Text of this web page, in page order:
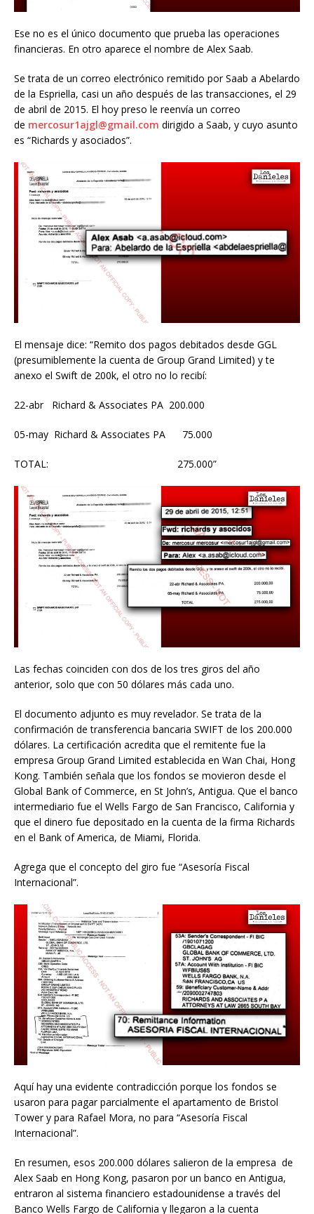
Ese no es el único documento que prueba las operaciones
financieras. En otro aparece el nombre de Alex Saab.
Se trata de un correo electrónico remitido por Saab a Abelardo
de la Espriella, casi un año después de las transacciones, el 29
de abril de 2015. El hoy preso le reenvía un correo
de mercosur1ajgl@gmail.com dirigido a Saab, y cuyo asunto
es “Richards y asociados”.
El mensaje dice: “Remito dos pagos debitados desde GGL
(presumiblemente la cuenta de Group Grand Limited) y te
anexo el Swift de 200k, el otro no lo recibí:
22-abr Richard & Associates PA 200.000
05-may Richard & Associates PA 75.000
TOTAL: 275.000”
Las fechas coinciden con dos de los tres giros del año
anterior, solo que con 50 dólares más cada uno.
El documento adjunto es muy revelador. Se trata de la
confirmación de transferencia bancaria SWIFT de los 200.000
dólares. La certificación acredita que el remitente fue la
empresa Group Grand Limited establecida en Wan Chai, Hong
Kong. También señala que los fondos se movieron desde el
Global Bank of Commerce, en St John’s, Antigua. Que el banco
intermediario fue el Wells Fargo de San Francisco, California y
que el dinero fue depositado en la cuenta de la firma Richards
en el Bank of America, de Miami, Florida.
Agrega que el concepto del giro fue “Asesoría Fiscal
Internacional”.
Aquí hay una evidente contradicción porque los fondos se
usaron para pagar parcialmente el apartamento de Bristol
Tower y para Rafael Mora, no para “Asesoría Fiscal
Internacional”.
En resumen, esos 200.000 dólares salieron de la empresa de
Alex Saab en Hong Kong, pasaron por un banco en Antigua,
entraron al sistema financiero estadounidense a través del
Banco Wells Fargo de California y llegaron a la cuenta